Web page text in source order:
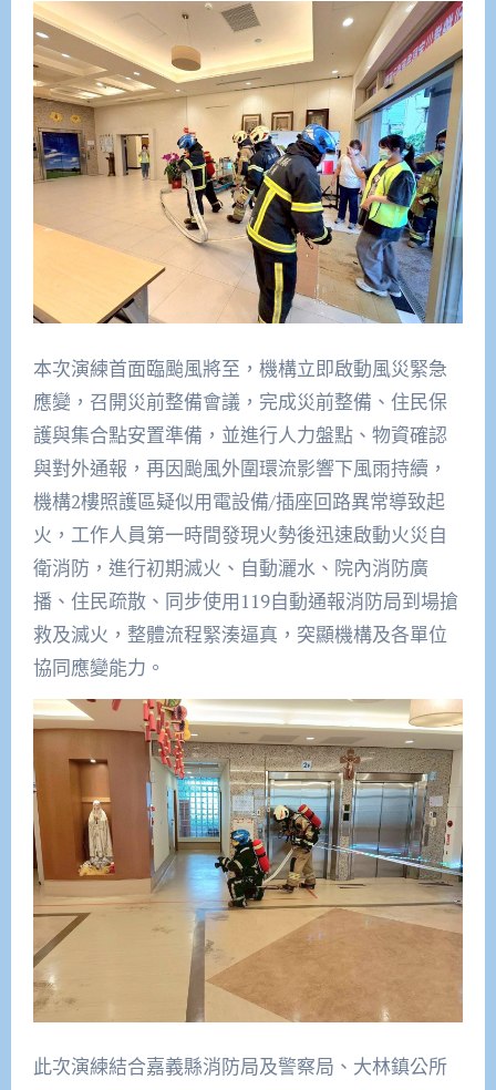
本次演練首面臨颱風將至，機構立即啟動風災緊急
應變，召開災前整備會議，完成災前整備、住民保
護與集合點安置準備，並進行人力盤點、物資確認
與對外通報，再因颱風外圍環流影響下風雨持續，
機構2樓照護區疑似用電設備/插座回路異常導致起
火，工作人員第一時間發現火勢後迅速啟動火災自
衛消防，進行初期滅火、自動灑水、院內消防廣
播、住民疏散、同步使用119自動通報消防局到場搶
救及滅火，整體流程緊湊逼真，突顯機構及各單位
協同應變能力。
此次演練結合嘉義縣消防局及警察局、大林鎮公所